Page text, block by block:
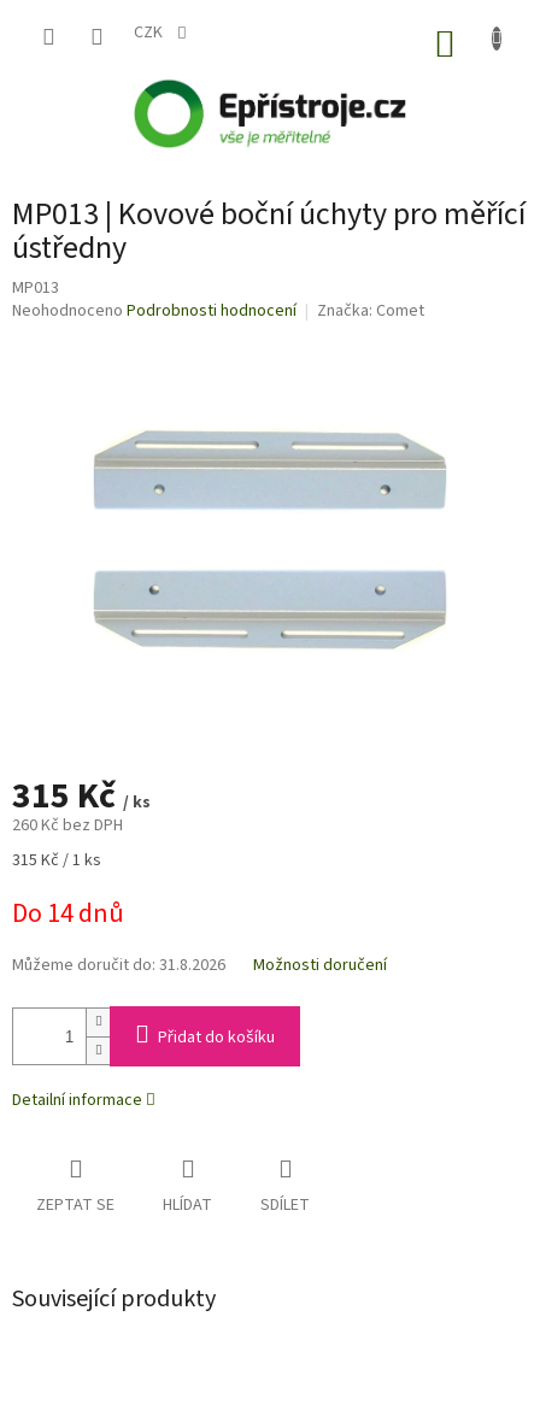
CZK
MP013 | Kovové boční úchyty pro měřící
ústředny
MP013
Průměrné
Neohodnoceno Podrobnosti hodnocení Značka: Comet
315 Kč / ks
260 Kč bez DPH
Měrná
315 Kč / 1 ks
Do 14 dnů
Můžeme doručit do: 31.8.2026 Možnosti doručení
Přidat do košíku
Detailní informace
ZEPTAT SE HLÍDAT SDÍLET
Související produkty